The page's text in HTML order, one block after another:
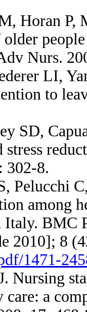
Horan P,
Nurs.
LI,
to
SD,
302-8.
Pelucchi
among
BMC
2010]; 8
1471-
Nursing
a